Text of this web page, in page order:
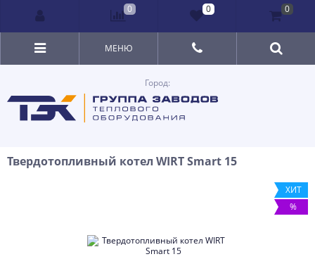
Город:
МЕНЮ
Твердотопливный котел WIRT Smart 15
ХИТ
%
0 0 0